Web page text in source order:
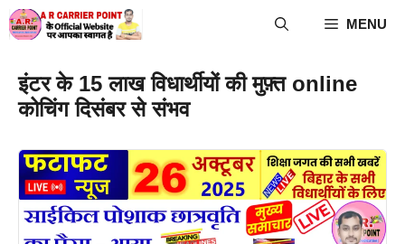
Skip
to
MENU
इंटर के 15 लाख विधार्थीयों की मुफ़्त online
कोचिंग दिसंबर से संभव